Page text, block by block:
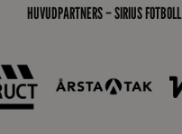
HUVUDPARTNERS – SIRIUS FOTBOLL